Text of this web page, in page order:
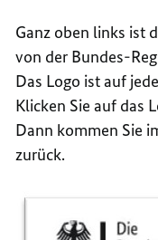
Ganz oben links ist
von der Bundes-
Das Logo ist auf
Klicken Sie auf das
Dann kommen Sie
zurück.